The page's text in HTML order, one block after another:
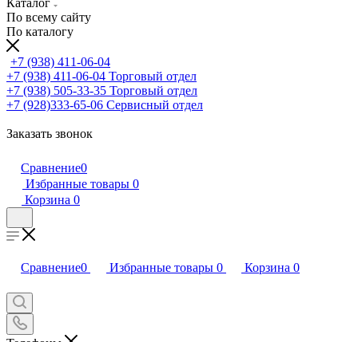
Каталог
По всему сайту
По каталогу
+7 (938) 411-06-04
+7 (938) 411-06-04 Торговый отдел
+7 (938) 505-33-35 Торговый отдел
+7 (928)333-65-06 Сервисный отдел
Заказать звонок
Сравнение0
Избранные товары 0
Корзина 0
Сравнение0 Избранные товары 0 Корзина 0